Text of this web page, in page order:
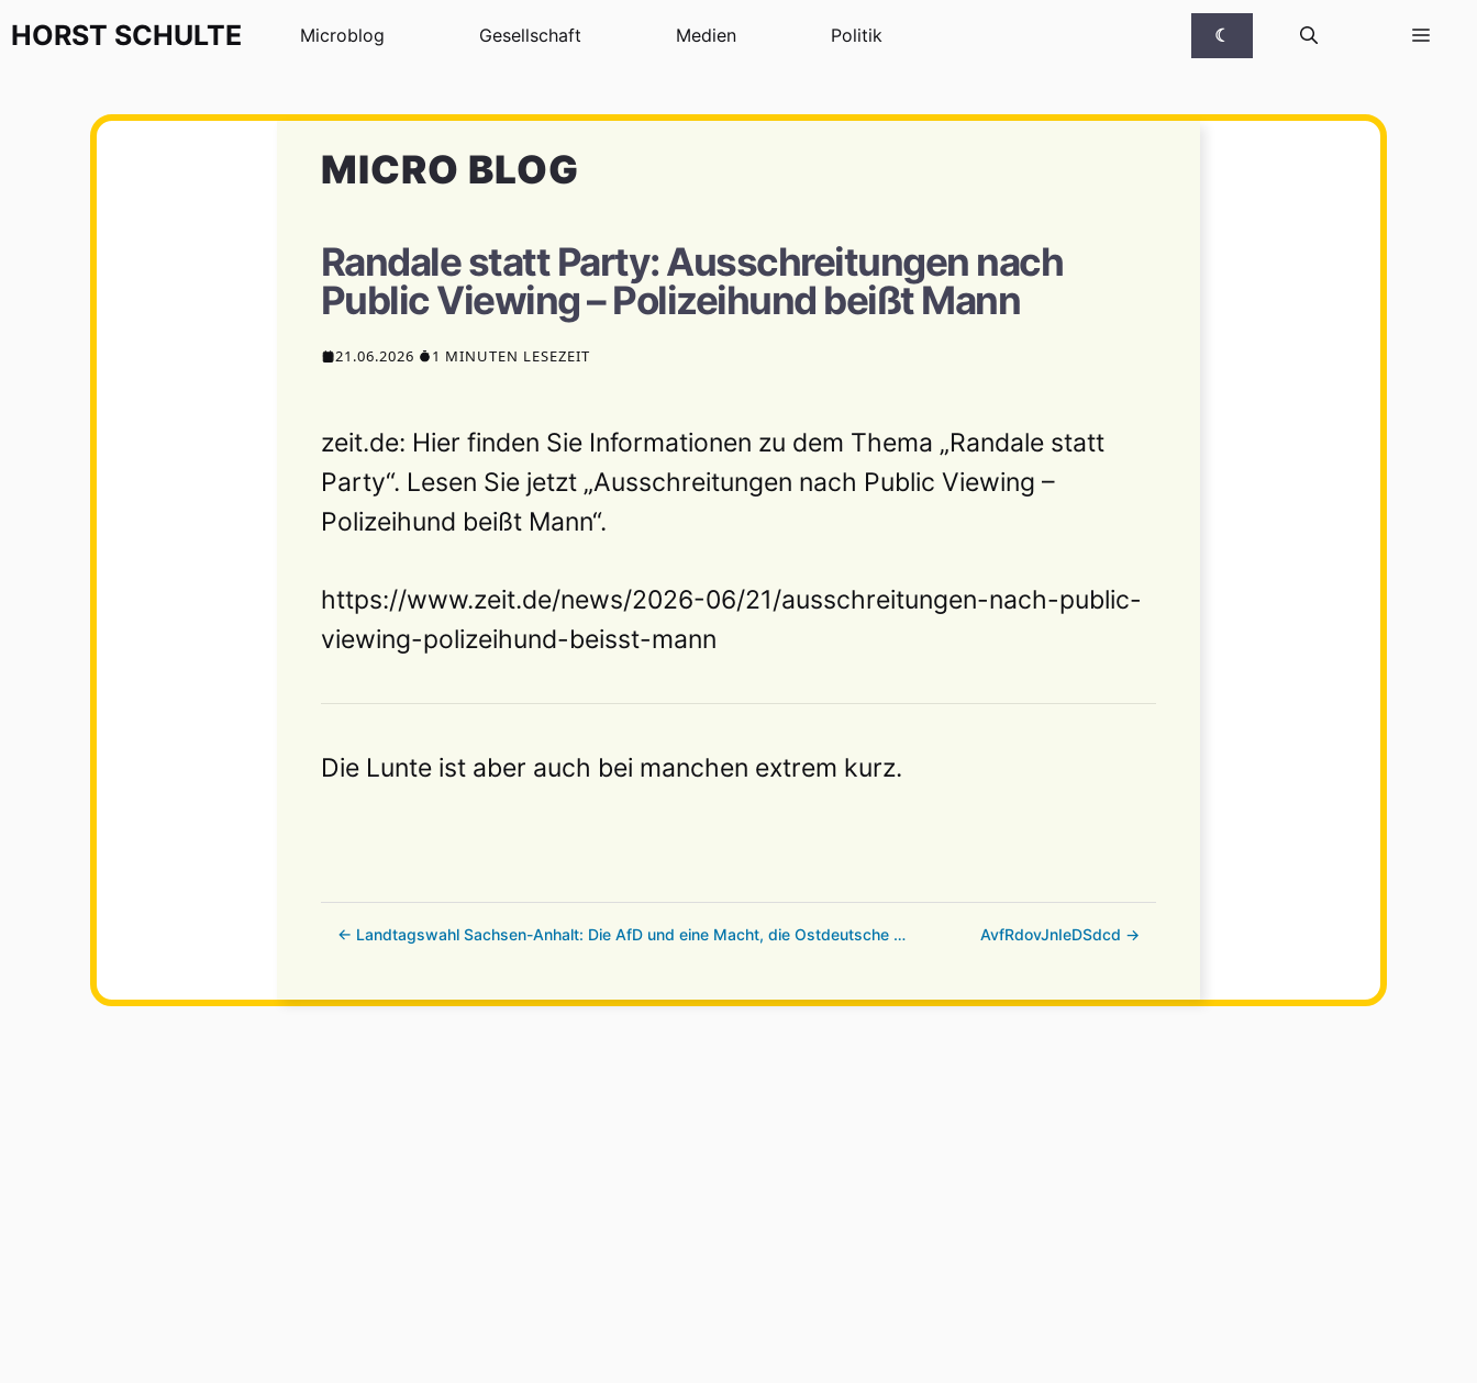
HORST SCHULTE Microblog Gesellschaft Medien Politik ☾
MICRO BLOG
Randale statt Party: Ausschreitungen nach
Public Viewing – Polizeihund beißt Mann
21.06.2026 1 MINUTEN LESEZEIT
zeit.de: Hier finden Sie Informationen zu dem Thema „Randale statt
Party“. Lesen Sie jetzt „Ausschreitungen nach Public Viewing –
Polizeihund beißt Mann“.
https://www.zeit.de/news/2026-06/21/ausschreitungen-nach-public-
viewing-polizeihund-beisst-mann
Die Lunte ist aber auch bei manchen extrem kurz.
← Landtagswahl Sachsen-Anhalt: Die AfD und eine Macht, die Ostdeutsche … AvfRdovJnIeDSdcd →